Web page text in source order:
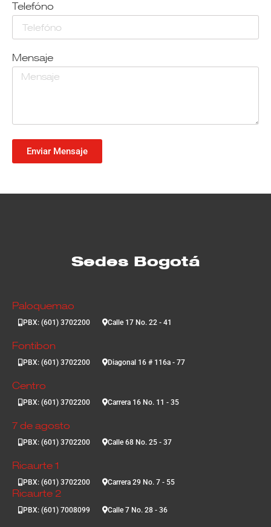
Telefóno
Mensaje
Enviar Mensaje
Sedes Bogotá
Paloquemao
PBX: (601) 3702200 Calle 17 No. 22 - 41
Fontibon
PBX: (601) 3702200 Diagonal 16 # 116a - 77
Centro
PBX: (601) 3702200 Carrera 16 No. 11 - 35
7 de agosto
PBX: (601) 3702200 Calle 68 No. 25 - 37
Ricaurte 1
PBX: (601) 3702200 Carrera 29 No. 7 - 55
Ricaurte 2
PBX: (601) 7008099 Calle 7 No. 28 - 36